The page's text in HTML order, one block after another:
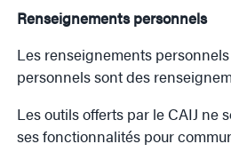
Renseignements personnels
Les renseignements
personnels sont des
Les outils offerts par le CAIJ
ses fonctionnalités pour